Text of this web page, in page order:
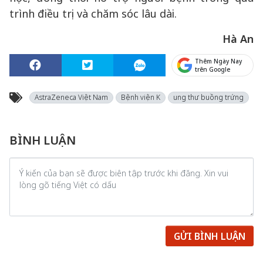
trình điều trị và chăm sóc lâu dài.
Hà An
Thêm Ngày Nay
trên Google
AstraZeneca Việt Nam Bệnh viện K ung thư buồng trứng
BÌNH LUẬN
GỬI BÌNH LUẬN